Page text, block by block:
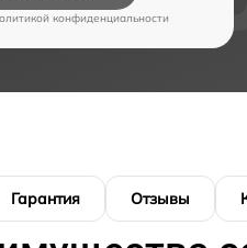
конфиденциальности
Гарантия Отзывы